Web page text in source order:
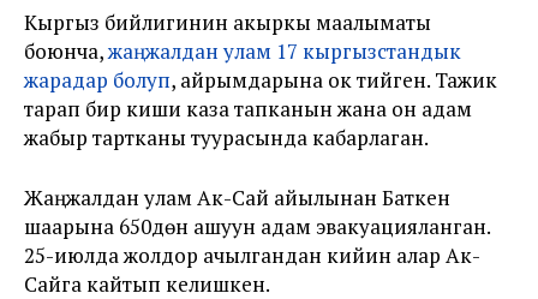
Кыргыз бийлигинин акыркы маалыматы
боюнча,жаңжалдан улам 17 кыргызстандык
жарадар болуп, айрымдарына ок тийген. Тажик
тарап бир киши каза тапканын жана он адам
жабыр тартканы туурасында кабарлаган.
Жаңжалдан улам Ак-Сай айылынан Баткен
шаарына 650дөн ашуун адам эвакуацияланган.
25-июлда жолдор ачылгандан кийин алар Ак-
Сайга кайтып келишкен.